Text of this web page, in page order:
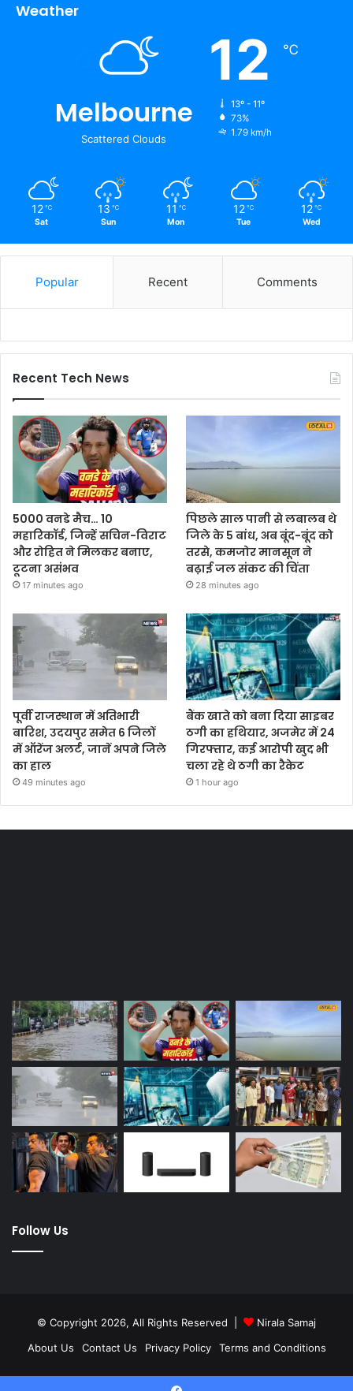
Weather
Melbourne
Scattered Clouds
12 ℃
13º - 11º
73%
1.79 km/h
12 ℃
Sat
13 ℃
Sun
11 ℃
Mon
12 ℃
Tue
12 ℃
Wed
Popular Recent Comments
Recent Tech News
5000 वनडे मैच… 10
महारिकॉर्ड, जिन्हें सचिन-विराट
और रोहित ने मिलकर बनाए,
टूटना असंभव
17 minutes ago
पिछले साल पानी से लबालब थे
जिले के 5 बांध, अब बूंद-बूंद को
तरसे, कमजोर मानसून ने
बढ़ाई जल संकट की चिंता
28 minutes ago
पूर्वी राजस्थान में अतिभारी
बारिश, उदयपुर समेत 6 जिलों
में ऑरेंज अलर्ट, जानें अपने जिले
का हाल
49 minutes ago
बैंक खाते को बना दिया साइबर
ठगी का हथियार, अजमेर में 24
गिरफ्तार, कई आरोपी खुद भी
चला रहे थे ठगी का रैकेट
1 hour ago
Follow Us
© Copyright 2026, All Rights Reserved |
Nirala Samaj
About Us
Contact Us Privacy Policy Terms and Conditions
Twitter